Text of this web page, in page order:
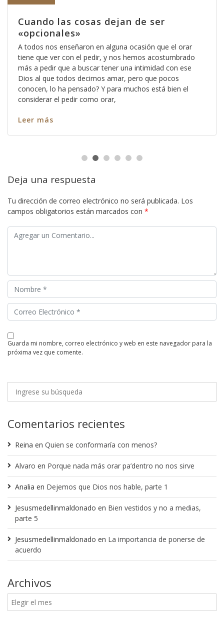
Cuando las cosas dejan de ser
«opcionales»
A todos nos enseñaron en alguna ocasión que el orar
tiene que ver con el pedir, y nos hemos acostumbrado
más a pedir que a buscar tener una intimidad con ese
Dios al que todos decimos amar, pero que pocos
conocen, lo ha pensado? Y para muchos está bien el
considerar el pedir como orar,
Leer más
Deja una respuesta
Tu dirección de correo electrónico no será publicada. Los
campos obligatorios están marcados con *
guarda mi nombre, correo electrónico y web en este navegador para la
próxima vez que comente.
Comentarios recientes
Reina en Quien se conformaría con menos?
Alvaro en Porque nada más orar pa’dentro no nos sirve
Analia en Dejemos que Dios nos hable, parte 1
Jesusmedellinmaldonado en Bien vestidos y no a medias,
parte 5
Jesusmedellinmaldonado en La importancia de ponerse de
acuerdo
Archivos